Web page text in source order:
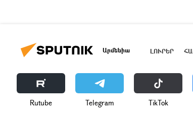
Արմենիա ԼՈՒՐԵՐ
Rutube Telegram ТikТоk